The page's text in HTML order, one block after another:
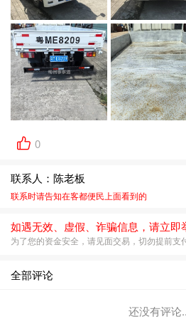
0
联系人：陈老板
联系时请告知在客都便民 上面看到的
如遇无效、虚假、诈骗信息，请立即
为了您的资金安全，请见面交易，切勿提前支
全部评论
还没有评论